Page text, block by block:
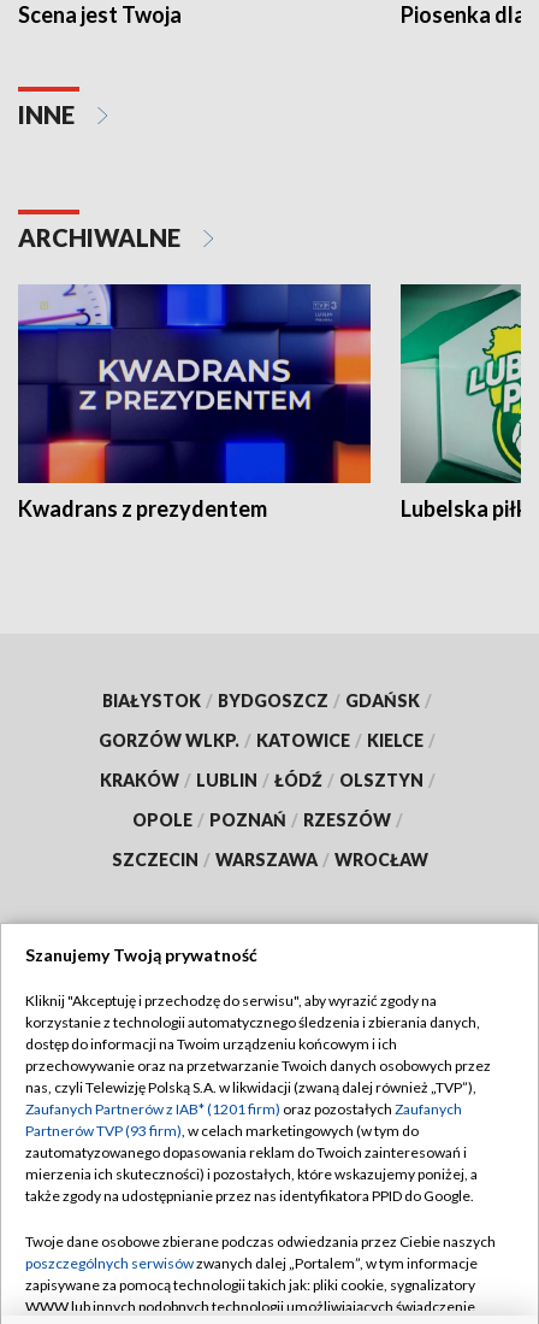
Scena jest Twoja Piosenka dla
INNE
ARCHIWALNE
Kwadrans z prezydentem Lubelska piłka
BIAŁYSTOK / BYDGOSZCZ / GDAŃSK /
GORZÓW WLKP. / KATOWICE / KIELCE /
KRAKÓW / LUBLIN / ŁÓDŹ / OLSZTYN /
OPOLE / POZNAŃ / RZESZÓW /
SZCZECIN / WARSZAWA / WROCŁAW
TVP
Abonament TVP
Emisja w TVP
Centrum informacji TVP
Naziemna Telewizja Cyfrowa
Rada Programowa
System NOS
Regulamin TVP
Polityka prywatności
Moje zgody
Pomoc
Kontakt
Szanujemy Twoją prywatność
Kliknij "Akceptuję i przechodzę do serwisu", aby wyrazić zgody na
korzystanie z technologii automatycznego śledzenia i zbierania danych,
dostęp do informacji na Twoim urządzeniu końcowym i ich
przechowywanie oraz na przetwarzanie Twoich danych osobowych przez
nas, czyli Telewizję Polską S.A. w likwidacji (zwaną dalej również „TVP”),
Zaufanych Partnerów z IAB* (1201 firm) oraz pozostałych Zaufanych
Partnerów TVP (93 firm), w celach marketingowych (w tym do
zautomatyzowanego dopasowania reklam do Twoich zainteresowań i
mierzenia ich skuteczności) i pozostałych, które wskazujemy poniżej, a
także zgody na udostępnianie przez nas identyfikatora PPID do Google.
Twoje dane osobowe zbierane podczas odwiedzania przez Ciebie naszych
poszczególnych serwisówzwanych dalej „Portalem”, w tym informacje
zapisywane za pomocą technologii takich jak: pliki cookie, sygnalizatory
WWW lub innych podobnych technologii umożliwiających świadczenie